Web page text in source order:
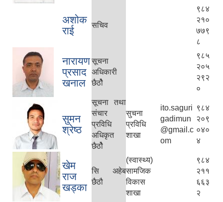
अशोक
राई
सचिव
९८४
२१०
७७९
८
नारायण
प्रसाद
खनाल
सूचना
अधिकारी
छैठोै
९८५
२०५
२९२
०
सुमन
श्रेष्ठ
सूचना तथा
संचार
प्रविधि
अधिकृत
छैठोै
सुचना
प्रविधि
शाखा
ito.saguri
gadimun
@gmail.c
om
९८४
२०९
०४०
४
खेम
राज
खड्का
सि अहेब
छैठौ
(स्वास्थ्य)
सामजिक
विकास
शाखा
९८४
२११
६६३
२